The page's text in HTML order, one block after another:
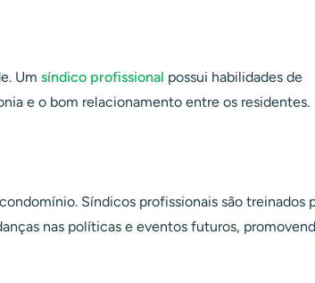
Um síndico profissional possui habilidades de
e o bom relacionamento entre os residentes.
Síndicos profissionais são treinados
nas políticas e eventos futuros,